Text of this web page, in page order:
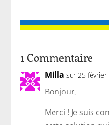
1 Commentaire
Milla sur 25
Bonjour,
Merci ! Je suis